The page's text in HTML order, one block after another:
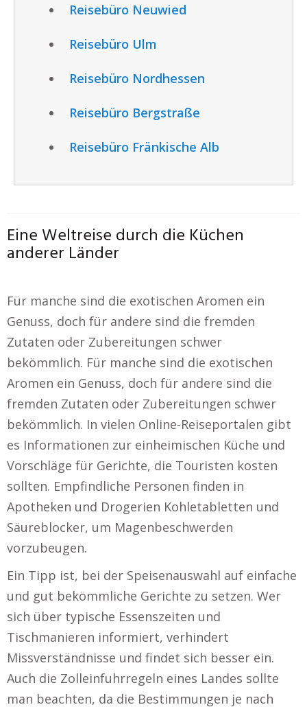
Reisebüro Neuwied
Reisebüro Ulm
Reisebüro Nordhessen
Reisebüro Bergstraße
Reisebüro Fränkische Alb
Eine Weltreise durch die Küchen
anderer Länder
Für manche sind die exotischen Aromen ein
Genuss, doch für andere sind die fremden
Zutaten oder Zubereitungen schwer
bekömmlich. Für manche sind die exotischen
Aromen ein Genuss, doch für andere sind die
fremden Zutaten oder Zubereitungen schwer
bekömmlich. In vielen Online-Reiseportalen gibt
es Informationen zur einheimischen Küche und
Vorschläge für Gerichte, die Touristen kosten
sollten. Empfindliche Personen finden in
Apotheken und Drogerien Kohletabletten und
Säureblocker, um Magenbeschwerden
vorzubeugen.
Ein Tipp ist, bei der Speisenauswahl auf einfache
und gut bekömmliche Gerichte zu setzen. Wer
sich über typische Essenszeiten und
Tischmanieren informiert, verhindert
Missverständnisse und findet sich besser ein.
Auch die Zolleinfuhrregeln eines Landes sollte
man beachten, da die Bestimmungen je nach